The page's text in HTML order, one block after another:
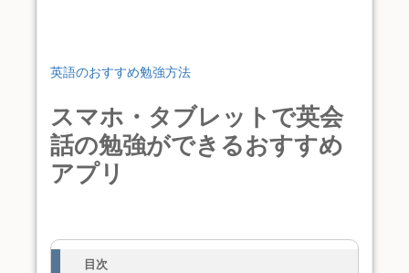
英語のおすすめ勉強方法
スマホ・タブレットで英会
話の勉強ができるおすすめ
アプリ
目次